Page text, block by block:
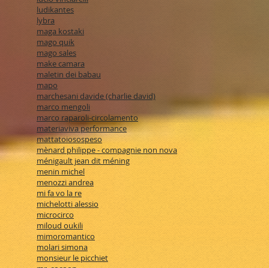
ludikantes
lybra
maga kostaki
mago quik
mago sales
make camara
maletin dei babau
mapo
marchesani davide (charlie david)
marco mengoli
marco raparoli-circolamento
materiaviva performance
mattatoiosospeso
mènard philippe - compagnie non nova
ménigault jean dit méning
menin michel
menozzi andrea
mi fa vo la re
michelotti alessio
microcirco
miloud oukili
mimoromantico
molari simona
monsieur le picchiet